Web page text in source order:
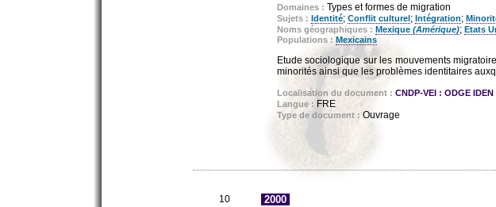
Domaines : Types et formes de migration
Sujets : Identité; Conflit culturel; Intégration;
Noms géographiques : Mexique (Amérique); Etats
Populations : Mexicains
Etude sociologique sur les mouvements
minorités ainsi que les problèmes identitaires
Localisation du document : CNDP-VEI : ODGE IDEN
Langue : FRE
Type de document : Ouvrage
10 2000